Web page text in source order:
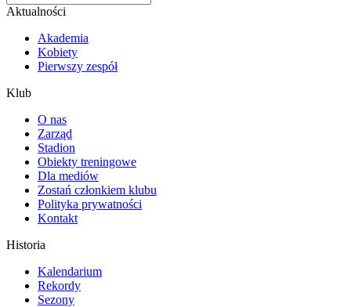
Aktualności
Akademia
Kobiety
Pierwszy zespół
Klub
O nas
Zarząd
Stadion
Obiekty treningowe
Dla mediów
Zostań członkiem klubu
Polityka prywatności
Kontakt
Historia
Kalendarium
Rekordy
Sezony